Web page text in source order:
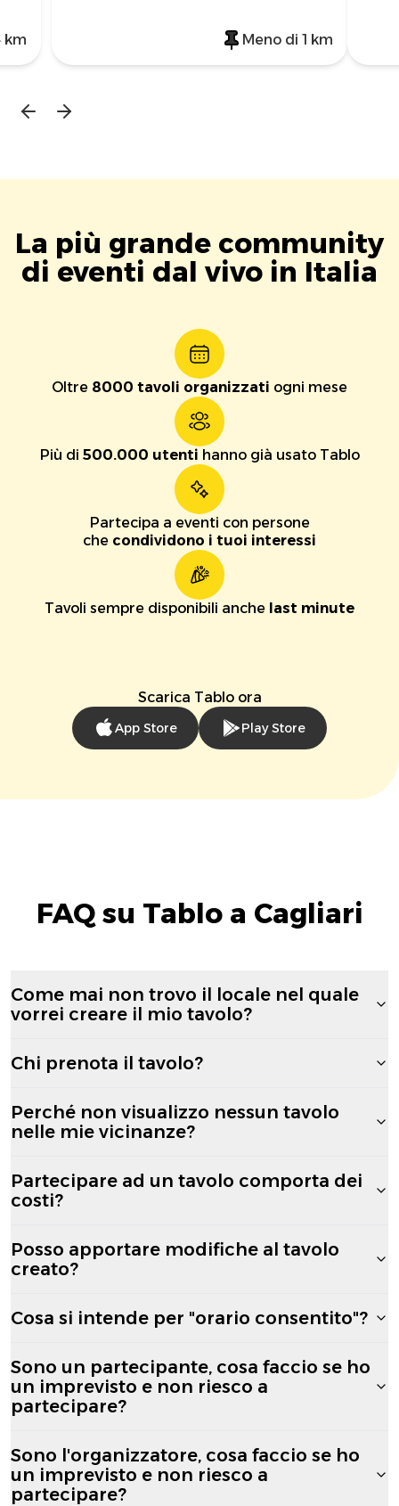
Meno di 1 km
km
La più grande community
di eventi dal vivo in Italia
Oltre 8000 tavoli organizzati ogni mese
Più di 500.000 utenti hanno già usato Tablo
Partecipa a eventi con persone
che condividono i tuoi interessi
Tavoli sempre disponibili anche last minute
Scarica Tablo ora
App Store Play Store
FAQ su Tablo a Cagliari
Come mai non trovo il locale nel quale
vorrei creare il mio tavolo?
Chi prenota il tavolo?
Perché non visualizzo nessun tavolo
nelle mie vicinanze?
Partecipare ad un tavolo comporta dei
costi?
Posso apportare modifiche al tavolo
creato?
Cosa si intende per "orario consentito"?
Sono un partecipante, cosa faccio se ho
un imprevisto e non riesco a
partecipare?
Sono l'organizzatore, cosa faccio se ho
un imprevisto e non riesco a
partecipare?